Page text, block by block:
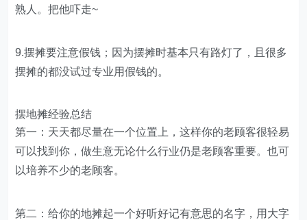
熟人。把他吓走~
9.摆摊要注意假钱；因为摆摊时基本只有路灯了，且很多
摆摊的都没试过专业用假钱的。
摆地摊经验总结
第一：天天都尽量在一个位置上，这样你的老顾客很轻易
可以找到你，做生意无论什么行业仍是老顾客重要。也可
以培养不少的老顾客。
第二：给你的地摊起一个好听好记有意思的名字，用大字